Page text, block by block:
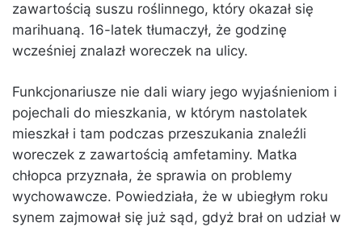
zawartością suszu roślinnego, który okazał się
marihuaną. 16-latek tłumaczył, że godzinę
wcześniej znalazł woreczek na ulicy.
Funkcjonariusze nie dali wiary jego wyjaśnieniom i
pojechali do mieszkania, w którym nastolatek
mieszkał i tam podczas przeszukania znaleźli
woreczek z zawartością amfetaminy. Matka
chłopca przyznała, że sprawia on problemy
wychowawcze. Powiedziała, że w ubiegłym roku
synem zajmował się już sąd, gdyż brał on udział w